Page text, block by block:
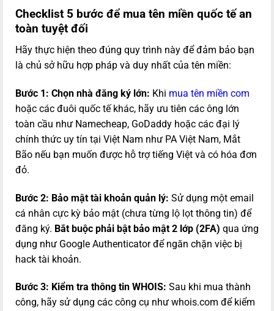
Checklist 5 bước để mua tên miền quốc tế an
toàn tuyệt đối
Hãy thực hiện theo đúng quy trình này để đảm bảo bạn
là chủ sở hữu hợp pháp và duy nhất của tên miền:
Bước 1: Chọn nhà đăng ký lớn: Khi mua tên miền com
hoặc các đuôi quốc tế khác, hãy ưu tiên các ông lớn
toàn cầu như Namecheap, GoDaddy hoặc các đại lý
chính thức uy tín tại Việt Nam như PA Việt Nam, Mắt
Bão nếu bạn muốn được hỗ trợ tiếng Việt và có hóa đơn
đỏ.
Bước 2: Bảo mật tài khoản quản lý: Sử dụng một email
cá nhân cực kỳ bảo mật (chưa từng lộ lọt thông tin) để
đăng ký. Bắt buộc phải bật bảo mật 2 lớp (2FA) qua ứng
dụng như Google Authenticator để ngăn chặn việc bị
hack tài khoản.
Bước 3: Kiểm tra thông tin WHOIS: Sau khi mua thành
công, hãy sử dụng các công cụ như whois.com để kiểm